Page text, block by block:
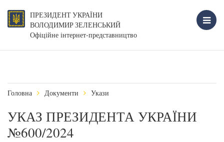
ПРЕЗИДЕНТ УКРАЇНИ
ВОЛОДИМИР ЗЕЛЕНСЬКИЙ
Офіційне інтернет-представництво
Головна Документи Укази
УКАЗ ПРЕЗИДЕНТА УКРАЇНИ
№600/2024